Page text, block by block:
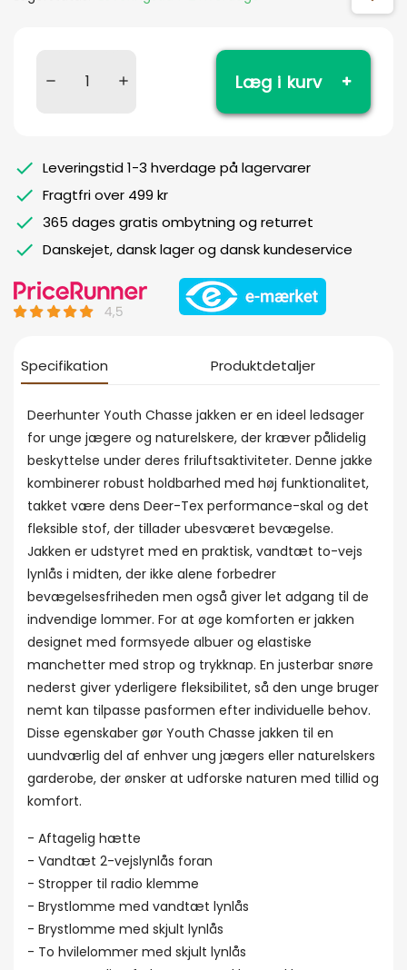
Læg i kurv
Leveringstid 1-3 hverdage på lagervarer
Fragtfri over 499 kr
365 dages gratis ombytning og returret
Danskejet, dansk lager og dansk kundeservice
Specifikation Produktdetaljer
Deerhunter Youth Chasse jakken er en ideel ledsager
for unge jægere og naturelskere, der kræver pålidelig
beskyttelse under deres friluftsaktiviteter. Denne jakke
kombinerer robust holdbarhed med høj funktionalitet,
takket være dens Deer-Tex performance-skal og det
fleksible stof, der tillader ubesværet bevægelse.
Jakken er udstyret med en praktisk, vandtæt to-vejs
lynlås i midten, der ikke alene forbedrer
bevægelsesfriheden men også giver let adgang til de
indvendige lommer. For at øge komforten er jakken
designet med formsyede albuer og elastiske
manchetter med strop og trykknap. En justerbar snøre
nederst giver yderligere fleksibilitet, så den unge bruger
nemt kan tilpasse pasformen efter individuelle behov.
Disse egenskaber gør Youth Chasse jakken til en
uundværlig del af enhver ung jægers eller naturelskers
garderobe, der ønsker at udforske naturen med tillid og
komfort.
- Aftagelig hætte
- Vandtæt 2-vejslynlås foran
- Stropper til radio klemme
- Brystlomme med vandtæt lynlås
- Brystlomme med skjult lynlås
- To hvilelommer med skjult lynlås